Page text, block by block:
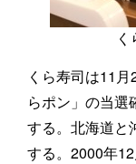
くら寿司は11
らポン」の当選
する。北海道と
する。2000年